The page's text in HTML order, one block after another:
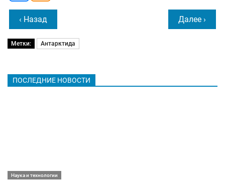
‹ Назад Далее ›
Метки: Антарктида
ПОСЛЕДНИЕ НОВОСТИ
Наука и технологии